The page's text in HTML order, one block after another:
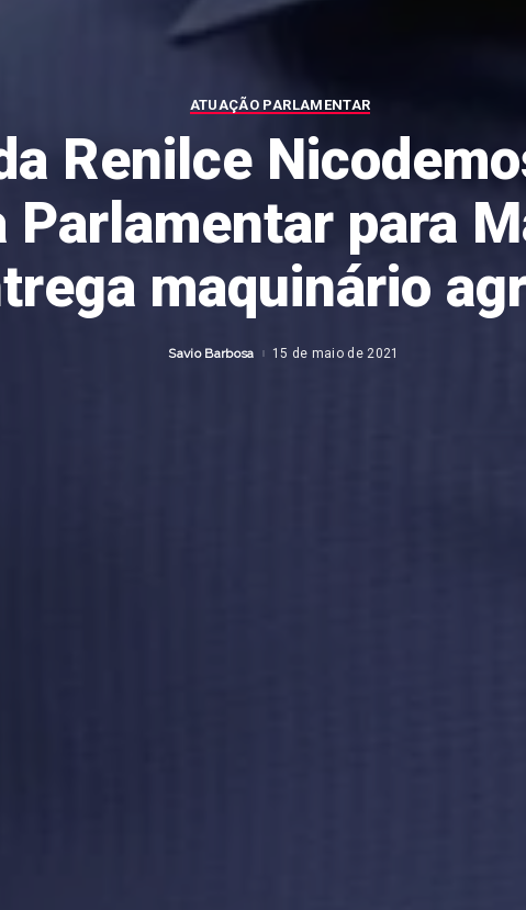
ATUAÇÃO PARLAMENTAR
Renilce
Parlamentar para
maquinário
Posted
Savio Barbosa 15 de maio de 2021